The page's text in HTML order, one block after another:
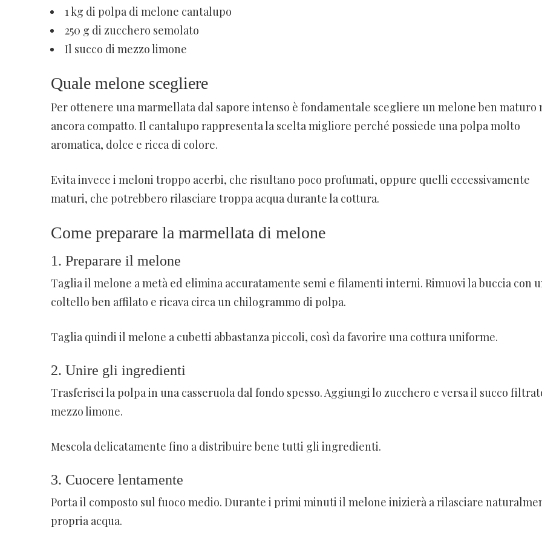
1 kg di polpa di melone cantalupo
250 g di zucchero semolato
Il succo di mezzo limone
Quale melone scegliere
Per ottenere una marmellata dal sapore intenso è fondamentale scegliere un melone ben maturo
ancora compatto. Il cantalupo rappresenta la scelta migliore perché possiede una polpa molto
aromatica, dolce e ricca di colore.
Evita invece i meloni troppo acerbi, che risultano poco profumati, oppure quelli eccessivamente
maturi, che potrebbero rilasciare troppa acqua durante la cottura.
Come preparare la marmellata di melone
1. Preparare il melone
Taglia il melone a metà ed elimina accuratamente semi e filamenti interni. Rimuovi la buccia con
coltello ben affilato e ricava circa un chilogrammo di polpa.
Taglia quindi il melone a cubetti abbastanza piccoli, così da favorire una cottura uniforme.
2. Unire gli ingredienti
Trasferisci la polpa in una casseruola dal fondo spesso. Aggiungi lo zucchero e versa il succo
mezzo limone.
Mescola delicatamente fino a distribuire bene tutti gli ingredienti.
3. Cuocere lentamente
Porta il composto sul fuoco medio. Durante i primi minuti il melone inizierà a rilasciare
propria acqua.